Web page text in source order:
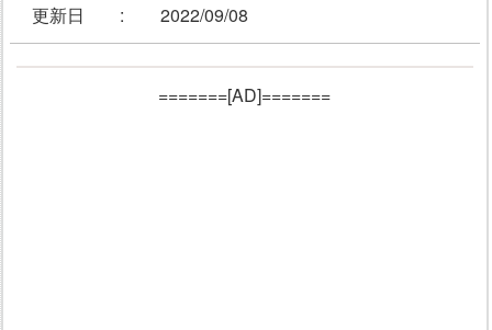
更新日 :
2022/09/08
=======[AD]=======